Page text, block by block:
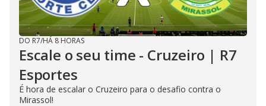
DO R7/HÁ 8 HORAS
Escale o seu time - Cruzeiro | R7
Esportes
É hora de escalar o Cruzeiro para o desafio contra o
Mirassol!